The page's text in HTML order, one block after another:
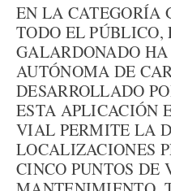
EN LA CATEGORÍA
TODO EL PÚBLICO,
GALARDONADO
AUTÓNOMA DE
DESARROLLADO
ESTA APLICACIÓN
VIAL PERMITE LA
LOCALIZACIONES
CINCO PUNTOS DE